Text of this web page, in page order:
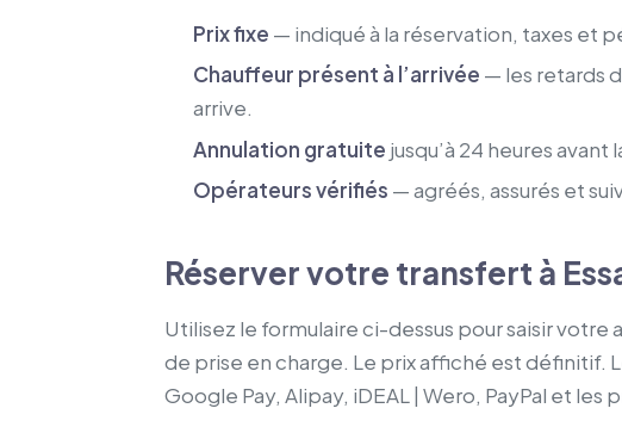
Prix fixe — indiqué à la réservation, taxes et
Chauffeur présent à l’arrivée — les retards
arrive.
Annulation gratuite jusqu’à 24 heures avant
Opérateurs vérifiés — agréés, assurés et
Réserver votre transfert à
Utilisez le formulaire ci-dessus pour saisir
de prise en charge. Le prix affiché est définitif.
Google Pay, Alipay, iDEAL | Wero, PayPal et